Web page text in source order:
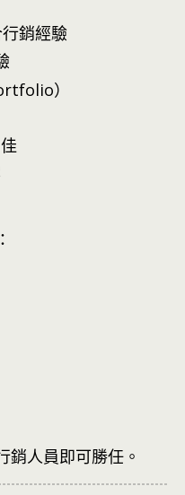
銷經驗
）
銷人員即可勝任。